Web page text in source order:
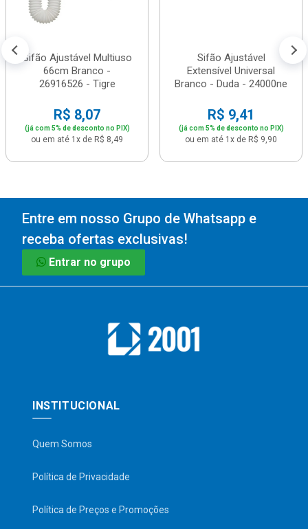
Sifão Ajustável Multiuso
66cm Branco -
26916526 - Tigre
R$ 8,07
(já com 5% de desconto no PIX)
ou em até 1x de R$ 8,49
Sifão Ajustável
Extensível Universal
Branco - Duda - 24000ne
R$ 9,41
(já com 5% de desconto no PIX)
ou em até 1x de R$ 9,90
Entre em nosso Grupo de Whatsapp e
receba ofertas exclusivas!
Entrar no grupo
INSTITUCIONAL
Quem Somos
Política de Privacidade
Política de Preços e Promoções